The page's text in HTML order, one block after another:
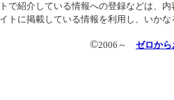
で紹介している情報への登録などは、
トに掲載している情報を利用し、いか
©2006～ ゼロか